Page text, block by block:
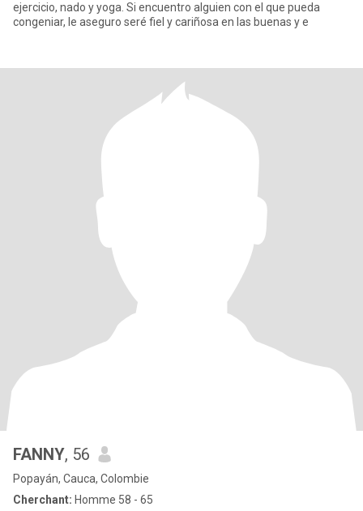
ejercicio, nado y yoga. Si encuentro alguien con el que pueda
congeniar, le aseguro seré fiel y cariñosa en las buenas y e
FANNY, 56
Popayán, Cauca, Colombie
Cherchant: Homme 58 - 65